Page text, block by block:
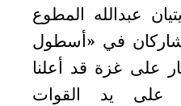
عبدالله المطوع
في «أسطول
على غزة قد أعلنا
على يد القوات